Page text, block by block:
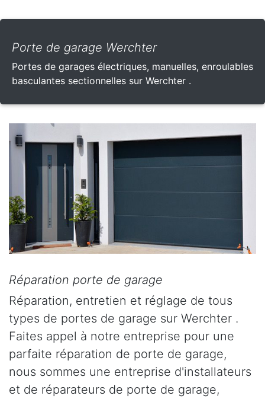
Porte de garage Werchter
Portes de garages électriques, manuelles, enroulables
basculantes sectionnelles sur Werchter .
Réparation porte de garage
Réparation, entretien et réglage de tous
types de portes de garage sur Werchter .
Faites appel à notre entreprise pour une
parfaite réparation de porte de garage,
nous sommes une entreprise d'installateurs
et de réparateurs de porte de garage,